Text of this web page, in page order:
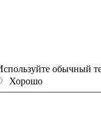
обычный
Хорошо